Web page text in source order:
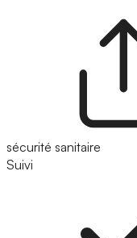
sécurité sanitaire
Suivi